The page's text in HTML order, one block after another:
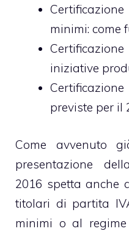
minimi: come
iniziative
previste per il
Come avvenuto
presentazione
2016 spetta anche
titolari di partita
minimi o al